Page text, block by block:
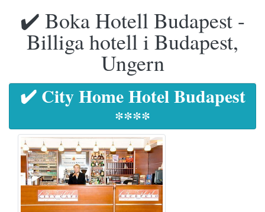
✔️ Boka Hotell Budapest -
Billiga hotell i Budapest,
Ungern
✔️ City Home Hotel Budapest
****